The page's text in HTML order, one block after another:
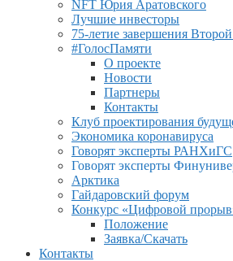
NFT Юрия Аратовского
Лучшие инвесторы
75-летие завершения
#ГолосПамяти
О проекте
Новости
Партнеры
Контакты
Клуб проектирования
Экономика коронавируса
Говорят эксперты РАНХиГС
Говорят эксперты
Арктика
Гайдаровский форум
Конкурс «Цифровой
Положение
Заявка/Скачать
Контакты